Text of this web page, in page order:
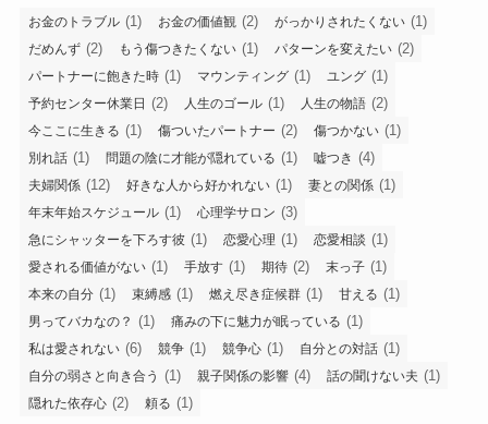
お金のトラブル (1) お金の価値観 (2) がっかりされたくない (1)
だめんず (2) もう傷つきたくない (1) パターンを変えたい (2)
パートナーに飽きた時 (1) マウンティング (1) ユング (1)
予約センター休業日 (2) 人生のゴール (1) 人生の物語 (2)
今ここに生きる (1) 傷ついたパートナー (2) 傷つかない (1)
別れ話 (1) 問題の陰に才能が隠れている (1) 嘘つき (4)
夫婦関係 (12) 好きな人から好かれない (1) 妻との関係 (1)
年末年始スケジュール (1) 心理学サロン (3)
急にシャッターを下ろす彼 (1) 恋愛心理 (1) 恋愛相談 (1)
愛される価値がない (1) 手放す (1) 期待 (2) 末っ子 (1)
本来の自分 (1) 束縛感 (1) 燃え尽き症候群 (1) 甘える (1)
男ってバカなの？ (1) 痛みの下に魅力が眠っている (1)
私は愛されない (6) 競争 (1) 競争心 (1) 自分との対話 (1)
自分の弱さと向き合う (1) 親子関係の影響 (4) 話の聞けない夫 (1)
隠れた依存心 (2) 頼る (1)